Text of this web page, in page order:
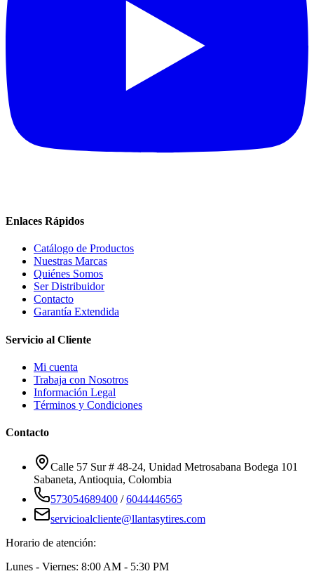
Enlaces Rápidos
Catálogo de Productos
Nuestras Marcas
Quiénes Somos
Ser Distribuidor
Contacto
Garantía Extendida
Servicio al Cliente
Mi cuenta
Trabaja con Nosotros
Información Legal
Términos y Condiciones
Contacto
Calle 57 Sur # 48-24, Unidad Metrosabana Bodega 101
Sabaneta, Antioquia, Colombia
573054689400 /6044446565
servicioalcliente@llantasytires.com
Horario de atención:
Lunes - Viernes: 8:00 AM - 5:30 PM